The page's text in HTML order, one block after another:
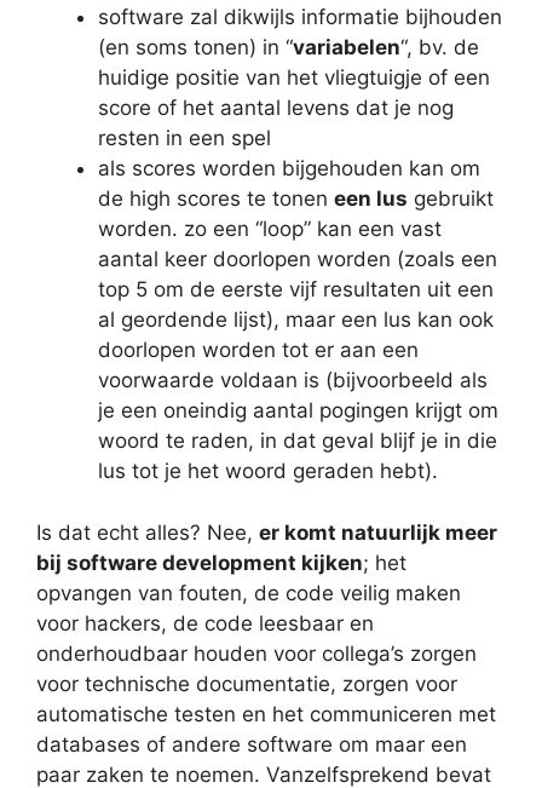
software zal dikwijls informatie bijhouden
(en soms tonen) in “variabelen“, bv. de
huidige positie van het vliegtuigje of een
score of het aantal levens dat je nog
resten in een spel
als scores worden bijgehouden kan om
de high scores te tonen een lus gebruikt
worden. zo een “loop” kan een vast
aantal keer doorlopen worden (zoals een
top 5 om de eerste vijf resultaten uit een
al geordende lijst), maar een lus kan ook
doorlopen worden tot er aan een
voorwaarde voldaan is (bijvoorbeeld als
je een oneindig aantal pogingen krijgt om
woord te raden, in dat geval blijf je in die
lus tot je het woord geraden hebt).
Is dat echt alles? Nee, er komt natuurlijk meer
bij software development kijken; het
opvangen van fouten, de code veilig maken
voor hackers, de code leesbaar en
onderhoudbaar houden voor collega’s zorgen
voor technische documentatie, zorgen voor
automatische testen en het communiceren met
databases of andere software om maar een
paar zaken te noemen. Vanzelfsprekend bevat